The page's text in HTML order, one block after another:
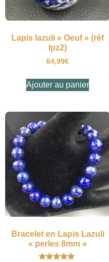
Lapis lazuli « Oeuf » (réf
lpz2)
64,99€
Ajouter au panier
Bracelet en Lapis Lazuli
« perles 8mm »